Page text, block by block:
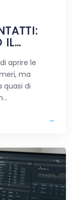
IL
aprire le
ma
quasi di
→